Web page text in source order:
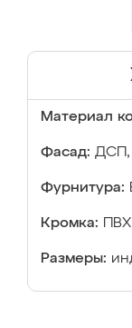
Материал
Фасад: ДСП,
Фурнитура:
Кромка:
Размеры: